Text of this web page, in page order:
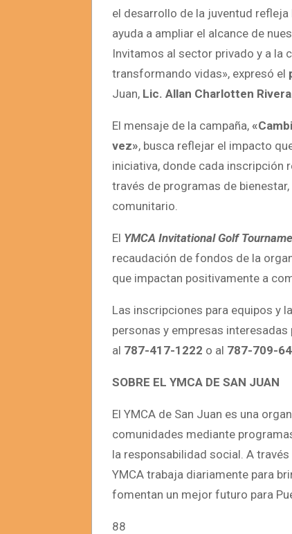
el desarrollo de la juventud
ayuda a ampliar el alcance de
Invitamos al sector privado y a la
transformando vidas», expresó el
Juan, Lic. Allan Charlotten Rivera
El mensaje de la campaña,
vez», busca reflejar el impacto
iniciativa, donde cada inscripción
través de programas de
comunitario.
El YMCA Invitational Golf
recaudación de fondos de la
que impactan positivamente a
Las inscripciones para equipos y
personas y empresas
al 787-417-1222 o al 787-709-
SOBRE EL YMCA DE SAN JUAN
El YMCA de San Juan es una
comunidades mediante
la responsabilidad social. A
YMCA trabaja diariamente para
fomentan un mejor futuro para
88